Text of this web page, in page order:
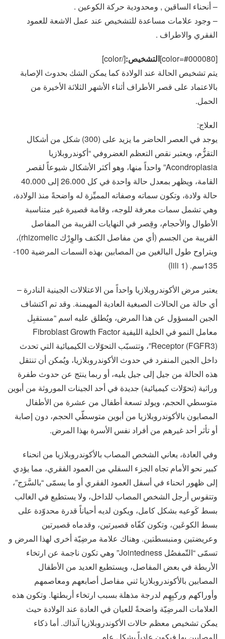
– أنحناء الساقين , ومحدودية حركة الكوعين .
– وجود علامات مساعدة للتشخيص عند عمل الاشعة للعمود
الفقري والاطراف .
[color=#000080] التشخيص:[/color]
يتم تشخيص الحالة عند الولادة كما يمكن الشك بحدوث الإصابة
بالاعتماد على قصر الأطراف أثناء الأشهر الثلاثة الأخيرة من
الحمل.
العلاج:
يوجد في العصر الحاضر ما يزيد على (300) شكل من أشكال
التقزُّم، ويعتبر نقص التعظم الغضروفي “أكوندروبلازيا
Acondroplasia” واحداً منها، وهو أكثر الأشكال شيوعاً لقصر
القامة، ويظهر بمعدل حالة واحدة في كل 26.000 إلى 40.000
حالة ولادة، وتكون سماته وصفاته المميِّزة له واضحةً منذ الولادة،
وهي تشمل سمات معرفة للوجه، وقامة قصيرة غير متناسبة
الأطوال والأحجام، وقِصر في النهايات القريبة من المفاصل
القريبة من الجسم (أي من مفاصل الكتف والوِرْك rhizomelic)،
ويتراوح طول البالغين من المصابين بهذه السمات المرضية 100-
135سم. (lili 1)
يعتبر مرض الأكوندروبلازيا واحداً من الاعتلالات الجينية النادرة –
أي حالة من الحالات الصبغية العادية المهيمنة. وقد تم اكتشاف
الجين المسؤول عن هذا المرض، ويُطلق عليه اسم “مستقبِل
معامل النمو في الخلية الليفية Fibroblast Growth Factor
Receptor (FGFR3)”، وتتسبّب التحوّلات الكيميائية التي تحدث
داخل الجين المنفرد في حدوث الأكوندروبلازيا، ويُمكن أن تنتقل
هذه الحالة من جيل إلى جيل يليه، أو ربما ينتج عن حدوث طفرة
وراثية (تحوّلات كيميائية) جديدة في أحد الجينات الموروثة من أبوين
متوسطي الحجم، ويولد تسعة أطفال من عشرة من الأطفال
المصابون بالأكوندروبلازيا من أبوين متوسطّي الحجم، دون إصابة
أو تأثر أحد غيرهم من أفراد نفس الأسرة بهذا المرض.
وفي العادة، يعاني الشخص المصاب بالأكوندروبلازيا من انحناء
كبير نحو الأمام تجاه الجزء السفلي من العمود الفقري، مما يؤدي
إلى ظهور انحناء في أسفل العمود الفقري أو ما يسمّى “بالسَّرَج”،
وتتقوس أرجل الشخص المصاب للداخل، ولا يستطيع في الغالب
بسط كَوعيه بشكل كامل، ويكون لديه أحياناً قدرة محدوّدة على
بسط الكوعَين، وتكون كفّاه قصيرتين، وقدماه قصيرتين
وعريضتين ومنبسطتين. وهناك علامة مرضِيّة أخرى لهذا المرض و
تسمّى “التّمفصُل Jointedness” وهي تكون ناجمة عن ارتخاء
الأربطة في بعض المفاصل، ويستطيع العديد من الأطفال
المصابين بالأكوندروبلازيا ثني مفاصل أصابعهم ومعاصمهم
وأوراكهم وركبِهِم لدرجة مذهلة بسبب ارتخاء أربطتها. وتكون هذه
العلامات المرضِيّة واضحةً للعيان في العادة عند الولادة حيث
يمكن تشخيص معظم حالات الأكوندروبلازيا آنذاك. أما ذكاء